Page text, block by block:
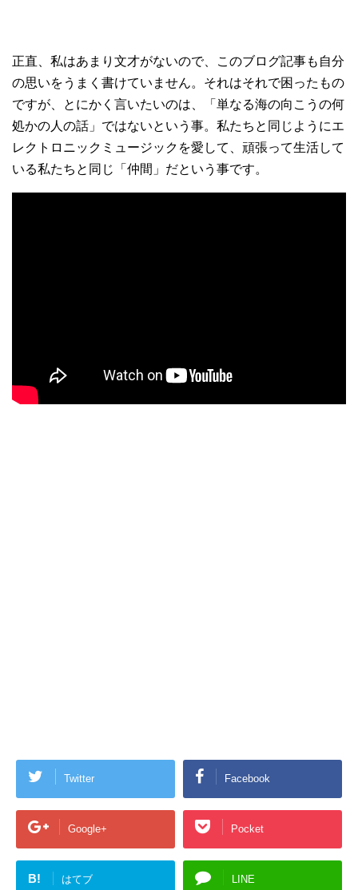
正直、私はあまり文才がないので、このブログ記事も自分
の思いをうまく書けていません。それはそれで困ったもの
ですが、とにかく言いたいのは、「単なる海の向こうの何
処かの人の話」ではないという事。私たちと同じようにエ
レクトロニックミュージックを愛して、頑張って生活して
いる私たちと同じ「仲間」だという事です。
Twitter Facebook
Google+ Pocket
B! はてブ LINE